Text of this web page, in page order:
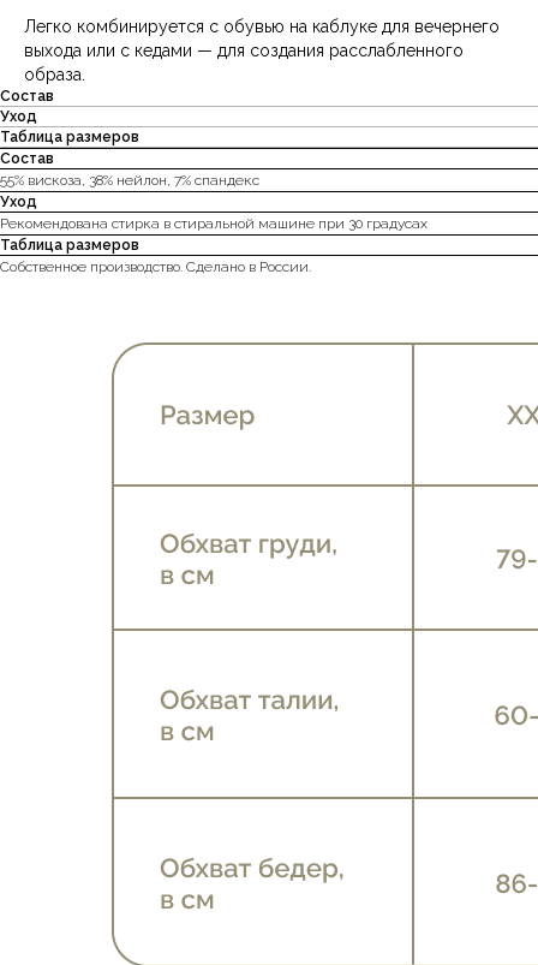
Легко комбинируется с обувью на каблуке для вечернего
выхода или с кедами — для создания расслабленного
образа.
Состав
Уход
Таблица размеров
Состав
55% вискоза, 38% нейлон, 7% спандекс
Уход
Рекомендована стирка в стиральной машине при 30 градусах
Таблица размеров
Собственное производство. Сделано в России.